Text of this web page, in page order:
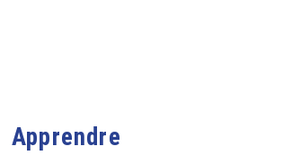
Apprendre